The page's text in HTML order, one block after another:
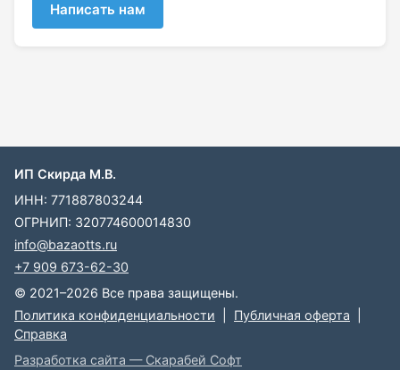
Написать нам
ИП Скирда М.В.
ИНН: 771887803244
ОГРНИП: 320774600014830
info@bazaotts.ru
+7 909 673-62-30
© 2021–2026 Все права защищены.
Политика конфиденциальности
Публичная оферта
Справка
Разработка сайта — Скарабей Софт